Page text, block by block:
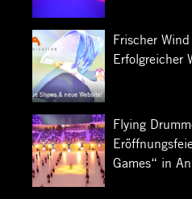
Frischer
Erfolgreicher
Flying
Games“ in